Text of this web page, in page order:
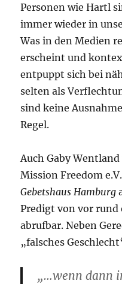
Personen wie Hartl
immer wieder in
Was in den Medien
erscheint und
entpuppt sich bei
selten als
sind keine
Regel.
Auch Gaby
Mission Freedom
Gebetshaus Hamburg
Predigt von vor rund
abrufbar. Neben
„falsches
„…wenn dann